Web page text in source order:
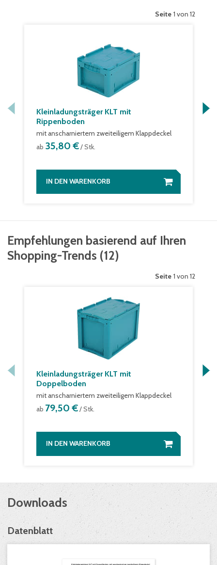
Seite 1 von 12
Kleinladungsträger KLT mit
Rippenboden
mit anscharniertem zweiteiligem Klappdeckel
ab 35,80 €/ Stk.
IN DEN WARENKORB
Empfehlungen basierend auf Ihren
Shopping-Trends (12)
Seite 1 von 12
Kleinladungsträger KLT mit
Doppelboden
mit anscharniertem zweiteiligem Klappdeckel
ab 79,50 €/ Stk.
IN DEN WARENKORB
Downloads
Datenblatt